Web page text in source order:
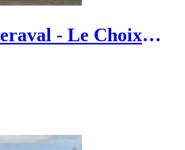
- Le Choix